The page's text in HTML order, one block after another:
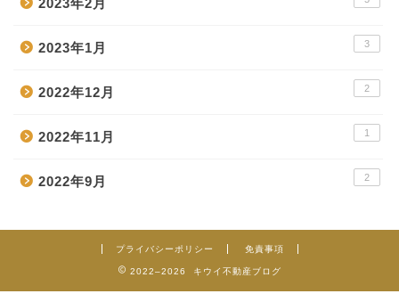
2023年1月 3
2022年12月 2
2022年11月 1
2022年9月 2
プライバシーポリシー 免責事項
2022–2026 キウイ不動産ブログ